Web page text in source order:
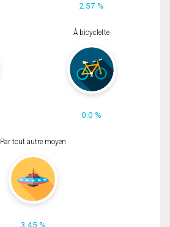
2.57 %
À bicyclette
0.0 %
Par tout autre moyen
3.45 %